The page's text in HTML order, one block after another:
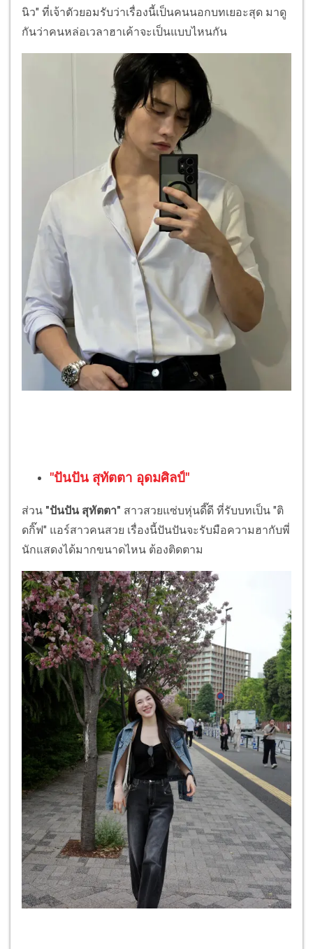
นิว" ที่เจ้าตัวยอมรับว่าเรื่องนี้เป็นคนนอกบทเยอะสุด มาดู
กันว่าคนหล่อเวลาฮาเค้าจะเป็นแบบไหนกัน
"ปันปัน สุทัตตา อุดมศิลป์"
ส่วน "ปันปัน สุทัตตา" สาวสวยแซ่บหุ่นดี๊ดี ที่รับบทเป็น "ติ
ดกิ๊ฟ" แอร์สาวคนสวย เรื่องนี้ปันปันจะรับมือความฮากับพี่
นักแสดงได้มากขนาดไหน ต้องติดตาม